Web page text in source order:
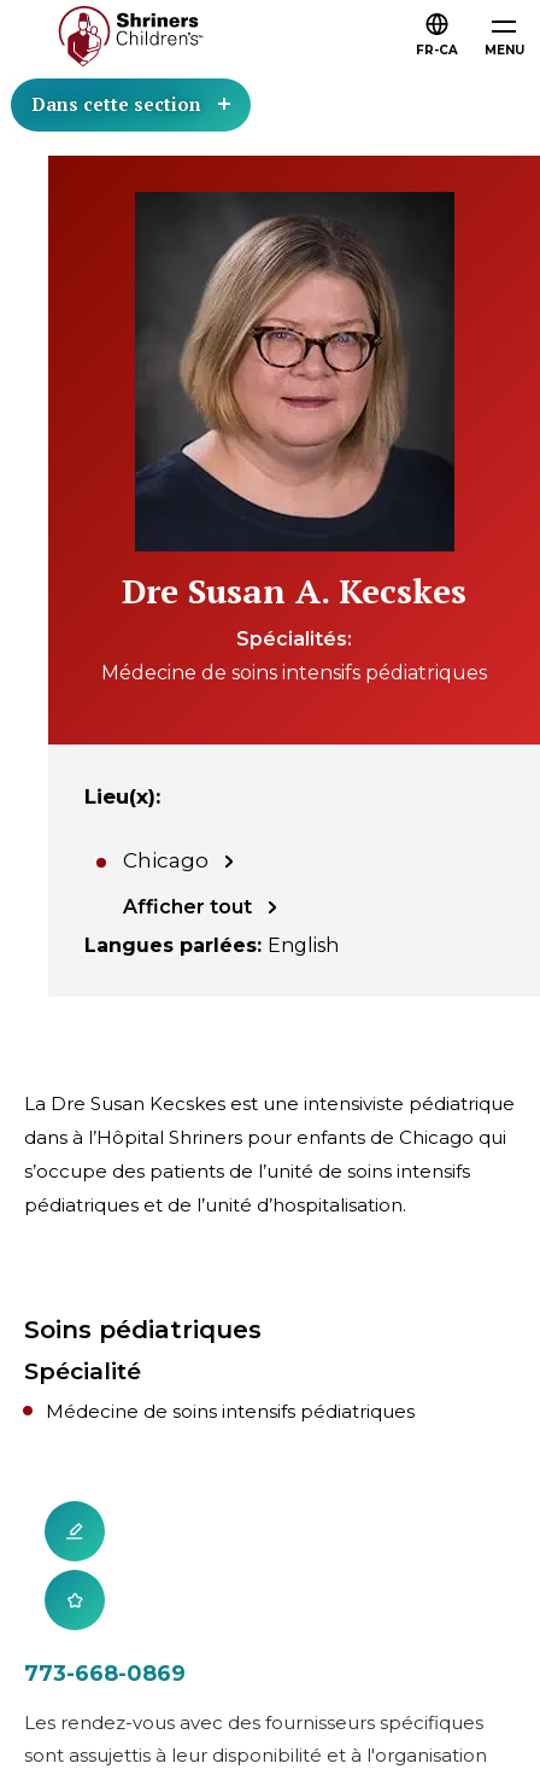
MENU
FR-CA
Dans cette section
Dre Susan A. Kecskes
Spécialités
Médecine de soins intensifs pédiatriques
Lieu(x):
Chicago
Afficher tout
Langues parlées: English
La Dre Susan Kecskes est une intensiviste pédiatrique
dans à l’Hôpital Shriners pour enfants de Chicago qui
s’occupe des patients de l’unité de soins intensifs
pédiatriques et de l’unité d’hospitalisation.
Soins pédiatriques
Spécialité
Médecine de soins intensifs pédiatriques
773-668-0869
Les rendez-vous avec des fournisseurs spécifiques
sont assujettis à leur disponibilité et à l'organisation